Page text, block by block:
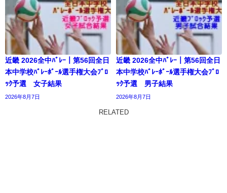
近畿 2026全中ﾊﾞﾚｰ｜第56回全日
本中学校ﾊﾞﾚｰﾎﾞｰﾙ選手権大会ﾌﾞﾛ
ｯｸ予選 女子結果
2026年8月7日
近畿 2026全中ﾊﾞﾚｰ｜第56回全日
本中学校ﾊﾞﾚｰﾎﾞｰﾙ選手権大会ﾌﾞﾛ
ｯｸ予選 男子結果
2026年8月7日
RELATED